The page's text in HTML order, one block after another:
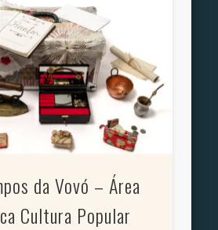
da Vovó – Área
Cultura Popular